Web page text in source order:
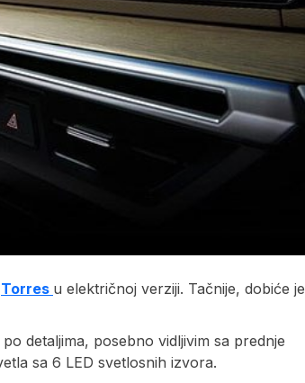
Torres u električnoj verziji. Tačnije, dobiće je
detaljima, posebno vidljivim sa prednje
sa 6 LED svetlosnih izvora.